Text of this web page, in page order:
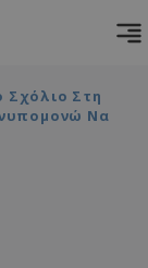
Σχόλιο Στη
Να